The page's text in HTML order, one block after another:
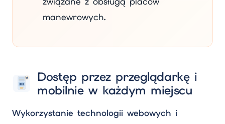
manewrowych.
Dostęp przez przeglądarkę i
mobilnie w każdym miejscu
Wykorzystanie technologii webowych i